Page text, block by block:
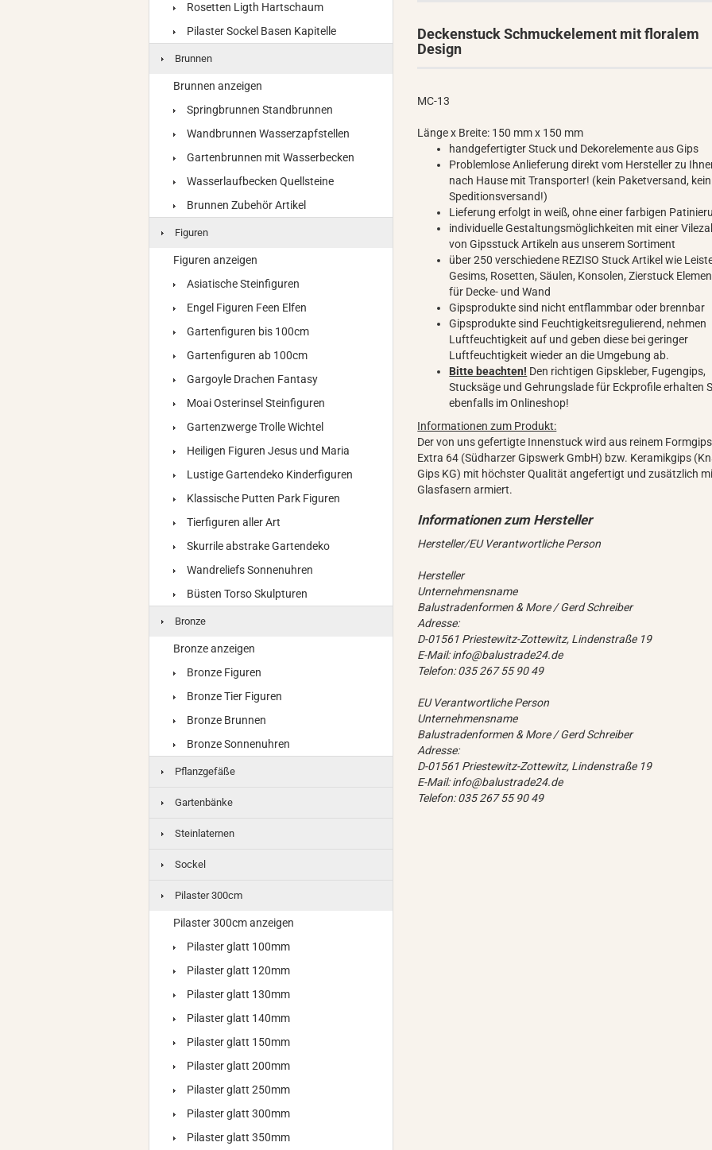
Deckenstuck Schmuckelement mit floralem
Design
MC-13
Länge x Breite: 150 mm x 150 mm
handgefertigter Stuck und Dekorelemente aus Gips
Problemlose Anlieferung direkt vom Hersteller zu
nach Hause mit Transporter! (kein Paketversand, kein
Speditionsversand!)
Lieferung erfolgt in weiß, ohne einer farbigen
individuelle Gestaltungsmöglichkeiten mit einer
von Gipsstuck Artikeln aus unserem Sortiment
über 250 verschiedene REZISO Stuck Artikel wie
Gesims, Rosetten, Säulen, Konsolen, Zierstuck
für Decke- und Wand
Gipsprodukte sind nicht entflammbar oder brennbar
Gipsprodukte sind Feuchtigkeitsregulierend, nehmen
Luftfeuchtigkeit auf und geben diese bei geringer
Luftfeuchtigkeit wieder an die Umgebung ab.
Bitte beachten! Den richtigen Gipskleber, Fugengips,
Stucksäge und Gehrungslade für Eckprofile erhalten
ebenfalls im Onlineshop!
Informationen zum Produkt:
Der von uns gefertigte Innenstuck wird aus reinem Formgips
Extra 64 (Südharzer Gipswerk GmbH) bzw. Keramikgips
Gips KG) mit höchster Qualität angefertigt und zusätzlich
Glasfasern armiert.
Hersteller/EU Verantwortliche Person
Hersteller
Unternehmensname
Balustradenformen & More / Gerd Schreiber
Adresse:
D-01561 Priestewitz-Zottewitz, Lindenstraße 19
E-Mail: info@balustrade24.de
Telefon: 035 267 55 90 49
EU Verantwortliche Person
Unternehmensname
Balustradenformen & More / Gerd Schreiber
Adresse:
D-01561 Priestewitz-Zottewitz, Lindenstraße 19
E-Mail: info@balustrade24.de
Telefon: 035 267 55 90 49
Rosetten Ligth Hartschaum
Pilaster Sockel Basen Kapitelle
Brunnen
Brunnen anzeigen
Springbrunnen Standbrunnen
Wandbrunnen Wasserzapfstellen
Gartenbrunnen mit Wasserbecken
Wasserlaufbecken Quellsteine
Brunnen Zubehör Artikel
Figuren
Figuren anzeigen
Asiatische Steinfiguren
Engel Figuren Feen Elfen
Gartenfiguren bis 100cm
Gartenfiguren ab 100cm
Gargoyle Drachen Fantasy
Moai Osterinsel Steinfiguren
Gartenzwerge Trolle Wichtel
Heiligen Figuren Jesus und Maria
Lustige Gartendeko Kinderfiguren
Klassische Putten Park Figuren
Tierfiguren aller Art
Skurrile abstrake Gartendeko
Wandreliefs Sonnenuhren
Büsten Torso Skulpturen
Bronze
Bronze anzeigen
Bronze Figuren
Bronze Tier Figuren
Bronze Brunnen
Bronze Sonnenuhren
Pflanzgefäße
Gartenbänke
Steinlaternen
Sockel
Pilaster 300cm
Pilaster 300cm anzeigen
Pilaster glatt 100mm
Pilaster glatt 120mm
Pilaster glatt 130mm
Pilaster glatt 140mm
Pilaster glatt 150mm
Pilaster glatt 200mm
Pilaster glatt 250mm
Pilaster glatt 300mm
Pilaster glatt 350mm